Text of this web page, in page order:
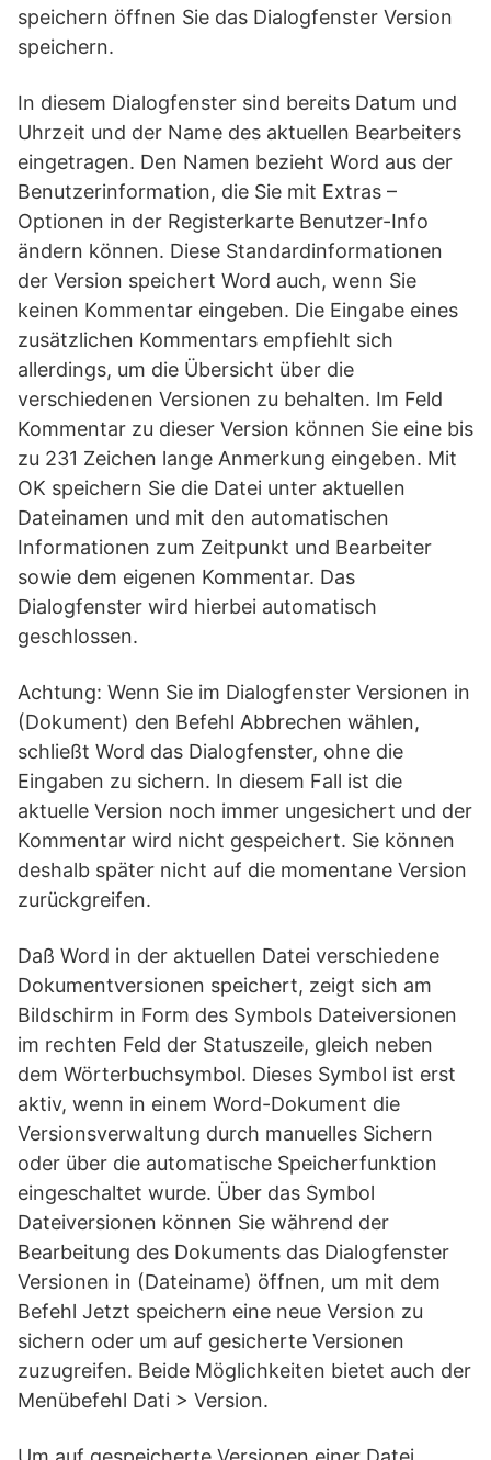
speichern öffnen Sie das Dialogfenster Version
speichern.
In diesem Dialogfenster sind bereits Datum und
Uhrzeit und der Name des aktuellen Bearbeiters
eingetragen. Den Namen bezieht Word aus der
Benutzerinformation, die Sie mit Extras –
Optionen in der Registerkarte Benutzer-Info
ändern können. Diese Standardinformationen
der Version speichert Word auch, wenn Sie
keinen Kommentar eingeben. Die Eingabe eines
zusätzlichen Kommentars empfiehlt sich
allerdings, um die Übersicht über die
verschiedenen Versionen zu behalten. Im Feld
Kommentar zu dieser Version können Sie eine bis
zu 231 Zeichen lange Anmerkung eingeben. Mit
OK speichern Sie die Datei unter aktuellen
Dateinamen und mit den automatischen
Informationen zum Zeitpunkt und Bearbeiter
sowie dem eigenen Kommentar. Das
Dialogfenster wird hierbei automatisch
geschlossen.
Achtung: Wenn Sie im Dialogfenster Versionen in
(Dokument) den Befehl Abbrechen wählen,
schließt Word das Dialogfenster, ohne die
Eingaben zu sichern. In diesem Fall ist die
aktuelle Version noch immer ungesichert und der
Kommentar wird nicht gespeichert. Sie können
deshalb später nicht auf die momentane Version
zurückgreifen.
Daß Word in der aktuellen Datei verschiedene
Dokumentversionen speichert, zeigt sich am
Bildschirm in Form des Symbols Dateiversionen
im rechten Feld der Statuszeile, gleich neben
dem Wörterbuchsymbol. Dieses Symbol ist erst
aktiv, wenn in einem Word-Dokument die
Versionsverwaltung durch manuelles Sichern
oder über die automatische Speicherfunktion
eingeschaltet wurde. Über das Symbol
Dateiversionen können Sie während der
Bearbeitung des Dokuments das Dialogfenster
Versionen in (Dateiname) öffnen, um mit dem
Befehl Jetzt speichern eine neue Version zu
sichern oder um auf gesicherte Versionen
zuzugreifen. Beide Möglichkeiten bietet auch der
Menübefehl Dati > Version.